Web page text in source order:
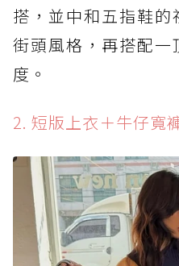
搭，並中和五指鞋
街頭風格，再搭配一
度。
2. 短版上衣＋牛仔寬